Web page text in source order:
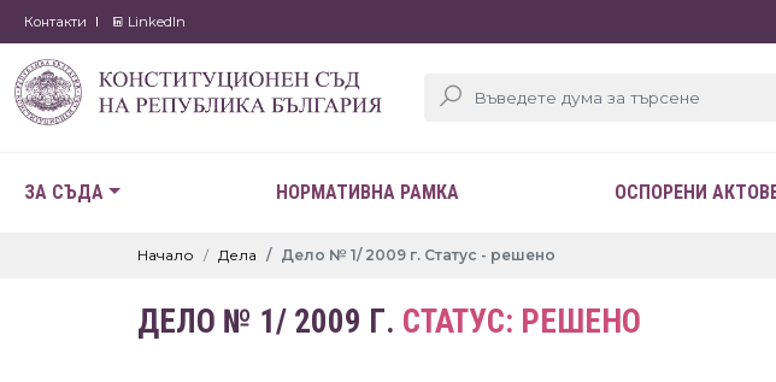
Контакти LinkedIn
ЗА СЪДА НОРМАТИВНА РАМКА ОСПОРЕНИ
Начало Дела Дело № 1/ 2009 г. Статус - решено
ДЕЛО № 1/ 2009 Г. СТАТУС: РЕШЕНО